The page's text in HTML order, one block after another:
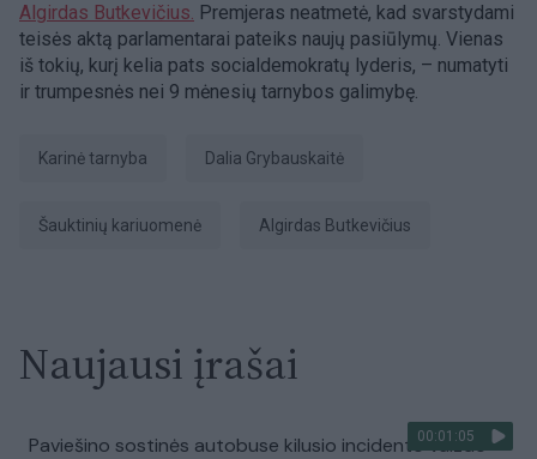
Algirdas Butkevičius. Premjeras neatmetė, kad svarstydami
teisės aktą parlamentarai pateiks naujų pasiūlymų. Vienas
iš tokių, kurį kelia pats socialdemokratų lyderis, – numatyti
ir trumpesnės nei 9 mėnesių tarnybos galimybę.
karinė tarnyba Dalia Grybauskaitė
šauktinių kariuomenė Algirdas Butkevičius
Naujausi įrašai
00:01:05
Paviešino sostinės autobuse kilusio incidento vaizdo